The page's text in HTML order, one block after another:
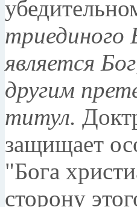
триединого
является
другим
титул.
защищает
"Бога
сторону